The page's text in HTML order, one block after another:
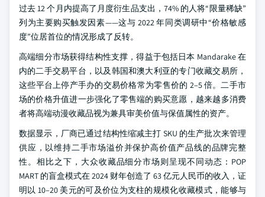
过去 12 个月内提高了月度衍生品支出，74% 的人将“限量稀缺”
列为主要购买触发因素——这与 2022 年同类调研中“价格敏感
度”位居首位的情况形成了反转。
高端细分市场获得结构性支撑，得益于包括日本 Mandarake 在
内的二手交易平台，以及韩国和澳大利亚的专门收藏交易所，
这些平台上停产手办的交易价格常为零售价的 2–5 倍。二手市
场的价格升值进一步强化了零售端的购买意愿，越来越多消费
者将高端动漫收藏品视为兼具审美价值与保值属性的资产。
数据显示，厂商已通过结构性缩减主打 SKU 的生产批次来管理
供应，以维持二手市场溢价并保护高价值产品线的品牌完整
性。相比之下，大众收藏品细分市场则呈现不同动态：POP
MART 的盲盒模式在 2024 财年创造了 63 亿元人民币的收入，证
明以 10–20 美元的可及价位为支柱的规模化收藏模式，能够与